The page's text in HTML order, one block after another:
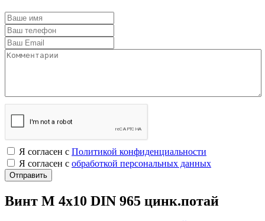
Я согласен с Политикой конфиденциальности
Я согласен с обработкой персональных данных
Винт М 4х10 DIN 965 цинк.потай